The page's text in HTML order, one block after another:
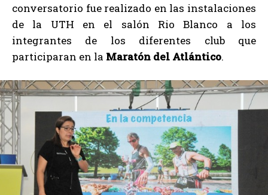
conversatorio fue realizado en las instalaciones
de la UTH en el salón Rio Blanco a los
integrantes de los diferentes club que
participaran en la Maratón del Atlántico.